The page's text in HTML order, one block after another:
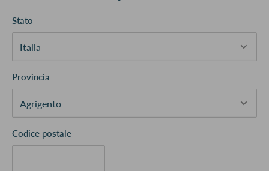
Stato
Provincia
Codice postale